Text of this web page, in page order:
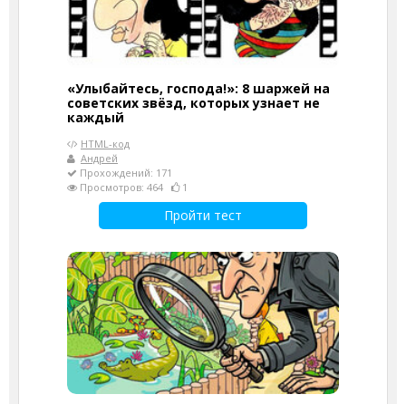
«Улыбайтесь, господа!»: 8 шаржей на
советских звёзд, которых узнает не
каждый
HTML-код
Андрей
Прохождений: 171
Просмотров: 464
1
Пройти тест